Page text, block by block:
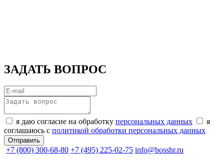
ЗАДАТЬ ВОПРОС
я даю согласие на обработку персональных данных
я
соглашаюсь с политикой обработки персональных данных
+7 (800) 300-68-80 +7 (495) 225-02-75 info@bosshr.ru